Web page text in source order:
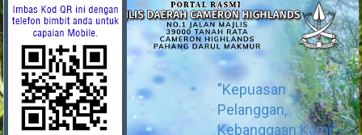
"Kepuasan
Pelanggan,
Kebanggaan Kami"